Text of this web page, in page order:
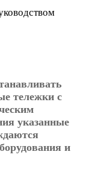
тележки с
указанные
и